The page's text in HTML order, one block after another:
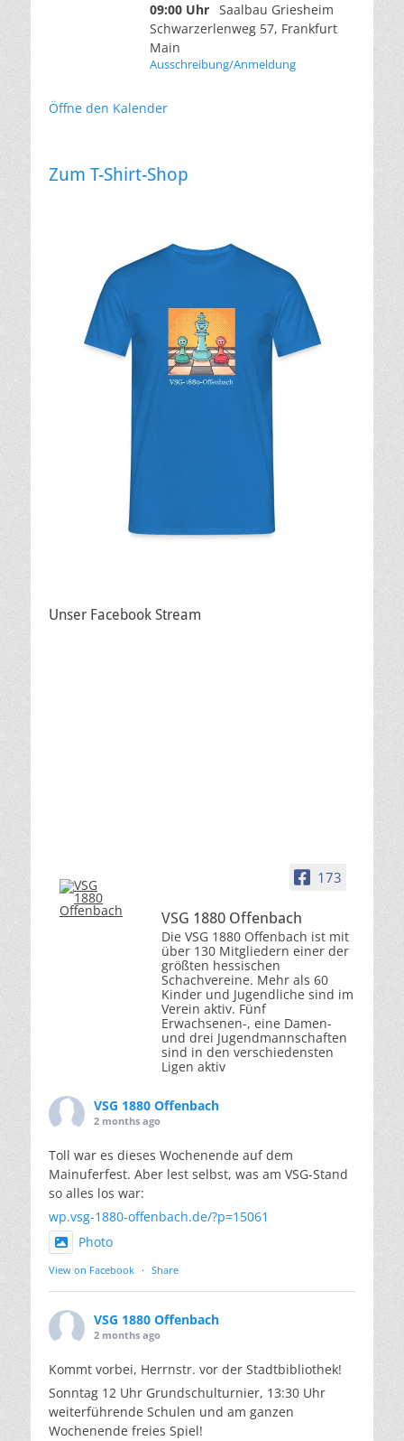
09:00 Uhr Saalbau Griesheim
Schwarzerlenweg 57, Frankfurt
Main
Ausschreibung/Anmeldung
Öffne den Kalender
Zum T-Shirt-Shop
Unser Facebook Stream
173
VSG 1880 Offenbach
Die VSG 1880 Offenbach ist mit
über 130 Mitgliedern einer der
größten hessischen
Schachvereine. Mehr als 60
Kinder und Jugendliche sind im
Verein aktiv. Fünf
Erwachsenen-, eine Damen-
und drei Jugendmannschaften
sind in den verschiedensten
Ligen aktiv
VSG 1880 Offenbach
2 months ago
Toll war es dieses Wochenende auf dem
Mainuferfest. Aber lest selbst, was am VSG-Stand
so alles los war:
wp.vsg-1880-offenbach.de/?p=15061
Photo
View on Facebook · Share
VSG 1880 Offenbach
2 months ago
Kommt vorbei, Herrnstr. vor der Stadtbibliothek!
Sonntag 12 Uhr Grundschulturnier, 13:30 Uhr
weiterführende Schulen und am ganzen
Wochenende freies Spiel!